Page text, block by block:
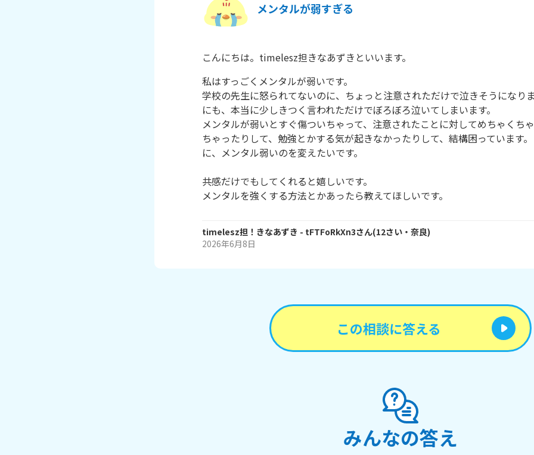
メンタルが弱すぎる
こんにちは。timelesz担きなあずきといいます。
私はすっごくメンタルが弱いです。
学校の先生に怒られてないのに、ちょっと注意されただけで泣きそうになり
にも、本当に少しきつく言われただけでぼろぼろ泣いてしまいます。
メンタルが弱いとすぐ傷ついちゃって、注意されたことに対してめちゃくち
ちゃったりして、勉強とかする気が起きなかったりして、結構困っています
に、メンタル弱いのを変えたいです。
共感だけでもしてくれると嬉しいです。
メンタルを強くする方法とかあったら教えてほしいです。
timelesz担！きなあずき - tFTFoRkXn3さん(12さい・ 奈良)
2026年6月8日
この相談に答える
みんなの答え